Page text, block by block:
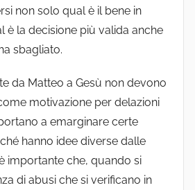
non solo qual è il bene in
è la decisione più valida anche
sbagliato.
da Matteo a Gesù non devono
motivazione per delazioni
a emarginare certe
hanno idee diverse dalle
importante che, quando si
di abusi che si verificano in